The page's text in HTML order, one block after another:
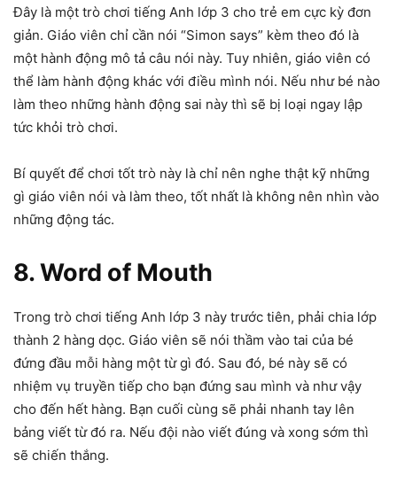
Đây là một trò chơi tiếng Anh lớp 3 cho trẻ em cực kỳ đơn
giản. Giáo viên chỉ cần nói “Simon says” kèm theo đó là
một hành động mô tả câu nói này. Tuy nhiên, giáo viên có
thể làm hành động khác với điều mình nói. Nếu như bé nào
làm theo những hành động sai này thì sẽ bị loại ngay lập
tức khỏi trò chơi.
Bí quyết để chơi tốt trò này là chỉ nên nghe thật kỹ những
gì giáo viên nói và làm theo, tốt nhất là không nên nhìn vào
những động tác.
8. Word of Mouth
Trong trò chơi tiếng Anh lớp 3 này trước tiên, phải chia lớp
thành 2 hàng dọc. Giáo viên sẽ nói thầm vào tai của bé
đứng đầu mỗi hàng một từ gì đó. Sau đó, bé này sẽ có
nhiệm vụ truyền tiếp cho bạn đứng sau mình và như vậy
cho đến hết hàng. Bạn cuối cùng sẽ phải nhanh tay lên
bảng viết từ đó ra. Nếu đội nào viết đúng và xong sớm thì
sẽ chiến thắng.